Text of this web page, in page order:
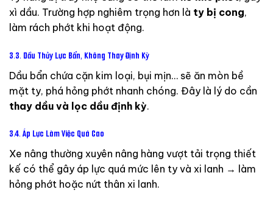
xì dầu. Trường hợp nghiêm trọng hơn là ty bị cong,
làm rách phớt khi hoạt động.
3.3. Dầu Thủy Lực Bẩn, Không ThayĐịnh Kỳ
Dầu bẩn chứa cặn kim loại, bụi mịn… sẽ ăn mòn bề
mặt ty, phá hỏng phớt nhanh chóng. Đây là lý do cần
thay dầu và lọc dầu định kỳ.
3.4. Áp Lực LàmViệc Quá Cao
Xe nâng thường xuyên nâng hàng vượt tải trọng thiết
kế có thể gây áp lực quá mức lên ty và xi lanh → làm
hỏng phớt hoặc nứt thân xi lanh.